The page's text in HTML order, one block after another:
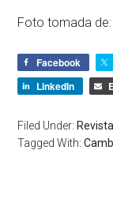
Foto tomada de:
Facebook
LinkedIn
Filed Under:
Tagged With: